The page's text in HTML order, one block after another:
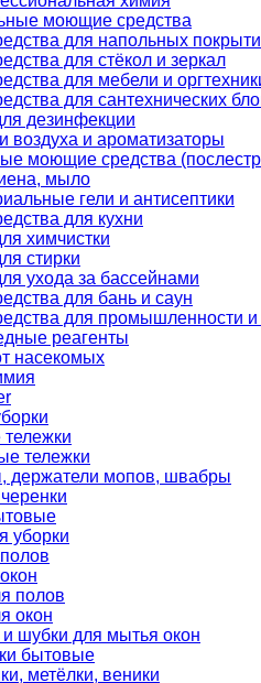
моющие средства
для напольных
для стёкол и зеркал
для мебели и
для сантехнических
дезинфекции
воздуха и ароматизаторы
моющие средства
мыло
гели и антисептики
для кухни
химчистки
стирки
ухода за бассейнами
для бань и саун
для промышленности и
реагенты
насекомых
тележки
держатели мопов, швабры
уборки
полов
окон
шубки для мытья окон
бытовые
метёлки, веники